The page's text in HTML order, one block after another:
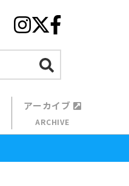
アーカイブ
ARCHIVE